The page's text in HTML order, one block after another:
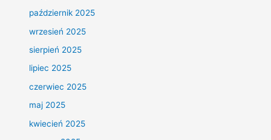
październik 2025
wrzesień 2025
sierpień 2025
lipiec 2025
czerwiec 2025
maj 2025
kwiecień 2025